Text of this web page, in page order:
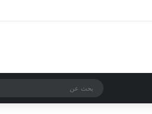
مقال عشوائي